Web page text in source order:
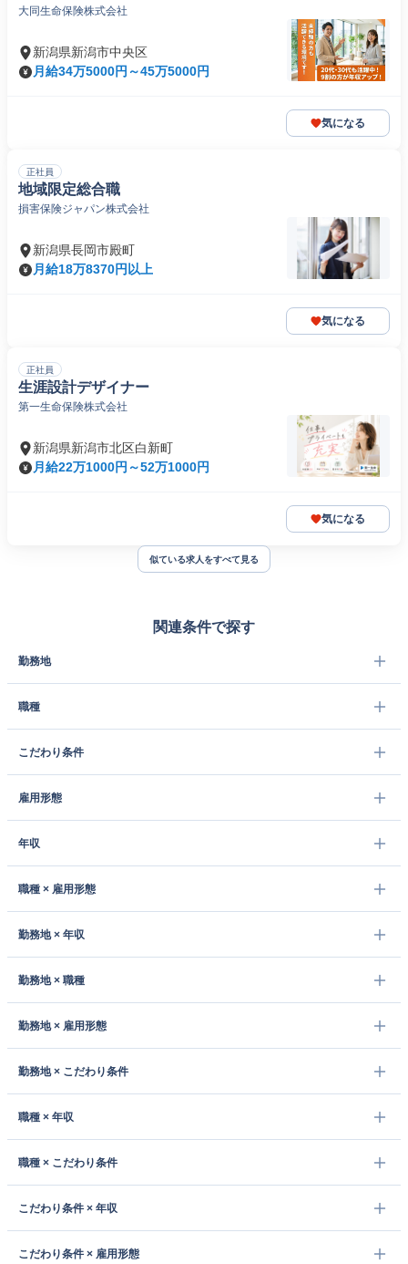
大同生命保険株式会社
新潟県新潟市中央区
月給34万5000円～45万5000円
気になる
正社員
地域限定総合職
損害保険ジャパン株式会社
新潟県長岡市殿町
月給18万8370円以上
気になる
正社員
生涯設計デザイナー
第一生命保険株式会社
新潟県新潟市北区白新町
月給22万1000円～52万1000円
気になる
似ている求人をすべて見る
関連条件で探す
勤務地
職種
こだわり条件
雇用形態
年収
職種 × 雇用形態
勤務地 × 年収
勤務地 × 職種
勤務地 × 雇用形態
勤務地 × こだわり条件
職種 × 年収
職種 × こだわり条件
こだわり条件 × 年収
こだわり条件 × 雇用形態